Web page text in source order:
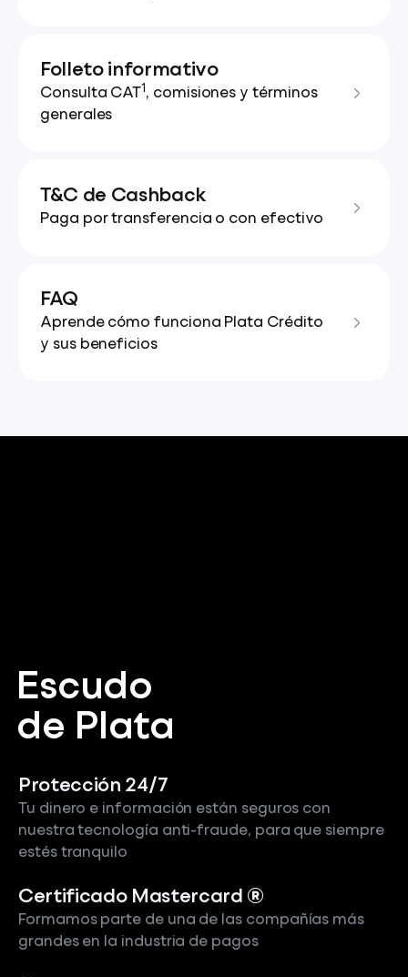
Folleto informativo
Consulta CAT 1 , comisiones y términos
generales
T&C de Cashback
Paga por transferencia o con efectivo
FAQ
Aprende cómo funciona Plata Crédito
y sus beneficios
Escudo
de Plata
Protección 24/7
Tu dinero e información están seguros con
nuestra tecnología anti-fraude, para que siempre
estés tranquilo
Certificado Mastercard ®
Formamos parte de una de las compañías más
grandes en la industria de pagos